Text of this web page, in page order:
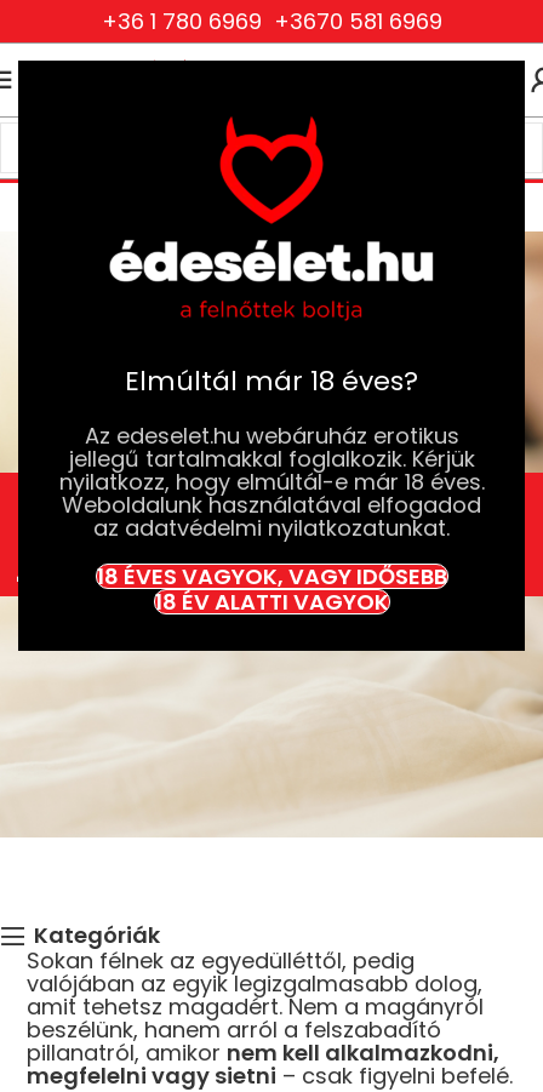
Elmúltál már 18 éves?
Az edeselet.hu webáruház erotikus
jellegű tartalmakkal foglalkozik. Kérjük
nyilatkozz, hogy elmúltál-e már 18 éves.
Weboldalunk használatával elfogadod
az adatvédelmi nyilatkozatunkat.
18 ÉVES VAGYOK, VAGY IDŐSEBB
18 ÉV ALATTI VAGYOK
+36 1 780 6969 +3670 581 6969
Blog
Intim önismeret: miért
jó néha egyedül lenni?
Kategóriák
Sokan félnek az egyedülléttől, pedig
valójában az egyik legizgalmasabb dolog,
amit tehetsz magadért. Nem a magányról
beszélünk, hanem arról a felszabadító
pillanatról, amikor nem kell alkalmazkodni,
megfelelni vagy sietni – csak figyelni befelé.